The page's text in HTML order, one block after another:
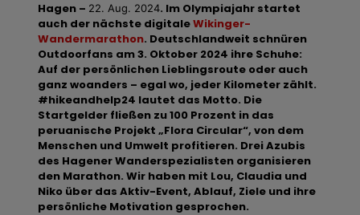
Hagen – 22. Aug. 2024. Im Olympiajahr startet
auch der nächste digitaleWikinger-
Wandermarathon. Deutschlandweit schnüren
Outdoorfans am 3. Oktober 2024 ihre Schuhe:
Auf der persönlichen Lieblingsroute oder auch
ganz woanders – egal wo, jeder Kilometer zählt.
#hikeandhelp24 lautet das Motto. Die
Startgelder fließen zu 100 Prozent in das
peruanische Projekt „Flora Circular“, von dem
Menschen und Umwelt profitieren. Drei Azubis
des Hagener Wanderspezialisten organisieren
den Marathon. Wir haben mit Lou, Claudia und
Niko über das Aktiv-Event, Ablauf, Ziele und ihre
persönliche Motivation gesprochen.